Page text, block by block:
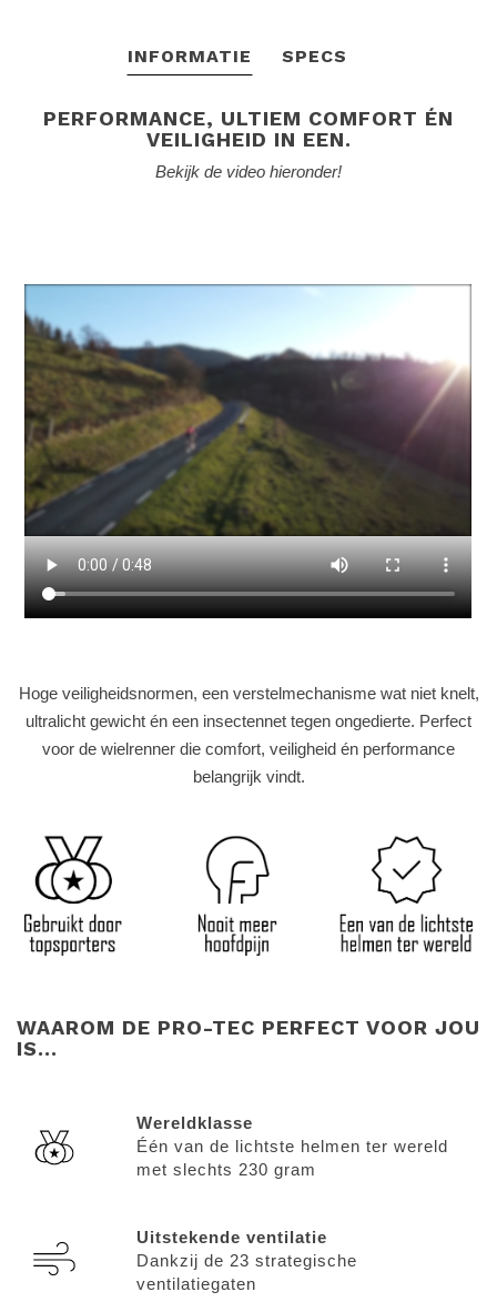
INFORMATIE SPECS
PERFORMANCE, ULTIEM COMFORT ÉN
VEILIGHEID IN EEN.
Bekijk de video hieronder!
Hoge veiligheidsnormen, een verstelmechanisme wat niet knelt,
ultralicht gewicht én een insectennet tegen ongedierte. Perfect
voor de wielrenner die comfort, veiligheid én performance
belangrijk vindt.
WAAROM DE PRO-TEC PERFECT VOOR JOU
IS...
Wereldklasse
Één van de lichtste helmen ter wereld
met slechts 230 gram
Uitstekende ventilatie
Dankzij de 23 strategische
ventilatiegaten